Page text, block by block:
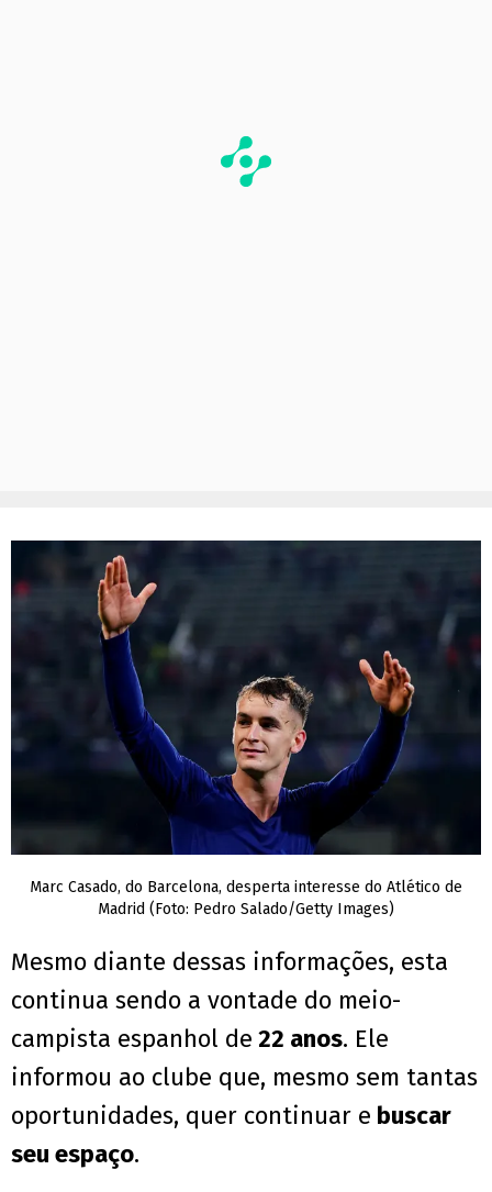
Marc Casado, do Barcelona, desperta interesse do Atlético de
Madrid (Foto: Pedro Salado/Getty Images)
Mesmo diante dessas informações, esta
continua sendo a vontade do meio-
campista espanhol de 22 anos. Ele
informou ao clube que, mesmo sem tantas
oportunidades, quer continuar e buscar
seu espaço.